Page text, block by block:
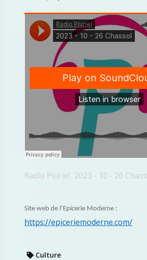
Radio Pluriel · 2023 - 10 - 26
Site web de l’Epicerie Moderne :
https://epiceriemoderne.com/
Culture